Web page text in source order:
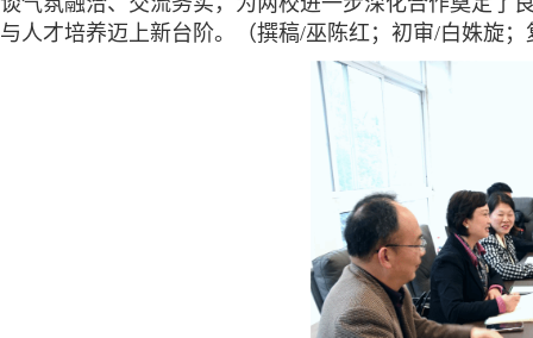
与人才培养迈上新台阶。（撰稿/巫陈红；初审/白姝旋